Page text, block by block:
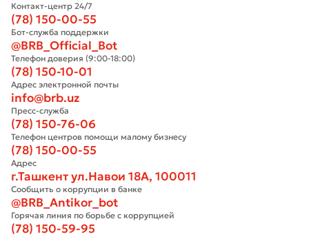
Контакт-центр 24/7
(78) 150-00-55
Бот-служба поддержки
@BRB_Official_Bot
Телефон доверия (9:00-18:00)
(78) 150-10-01
Адрес электронной почты
info@brb.uz
Пресс-служба
(78) 150-76-06
Телефон центров помощи малому бизнесу
(78) 150-00-55
Адрес
г.Ташкент ул.Навои 18А, 100011
Сообщить о коррупции в банке
@BRB_Antikor_bot
Горячая линия по борьбе с коррупцией
(78) 150-59-95